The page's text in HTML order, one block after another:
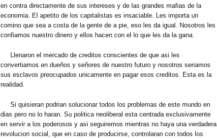
en contra directamente de sus intereses y de las grandes mafias de la
economia. El apetito de los capitalistas es insaciable. Les importa un
comino que sea a costa de la gente de a pie, eso les da igual. Nosotros les
confiamos nuestro dinero y ellos hacen con el lo que les da la gana.
Llenaron el mercado de creditos conscientes de que asi les
convertiamos en dueños y señores de nuestro futuro y nosotros seriamos
sus esclavos preocupados unicamente en pagar esos creditos. Esta es la
realidad.
Si quisieran podrian solucionar todos los problemas de este mundo en
dias pero no lo haran. Su politica neoliberal esta centrada exclusivamente
en servir a los poderosos y asi seguiremos mientras no haya una verdadera
revolucion social, que en caso de producirse, controlaran con todos los